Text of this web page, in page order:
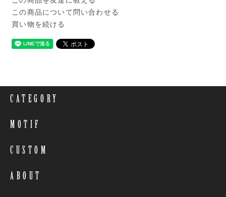
この商品について問い合わせる
買い物を続ける
CATEGORY
MOTIF
CUSTOM
ABOUT